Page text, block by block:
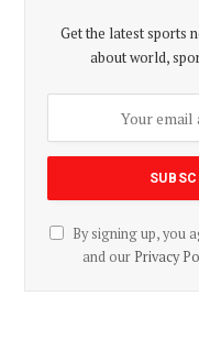
Get the latest sports
about world,
By signing up, you
and our Privacy